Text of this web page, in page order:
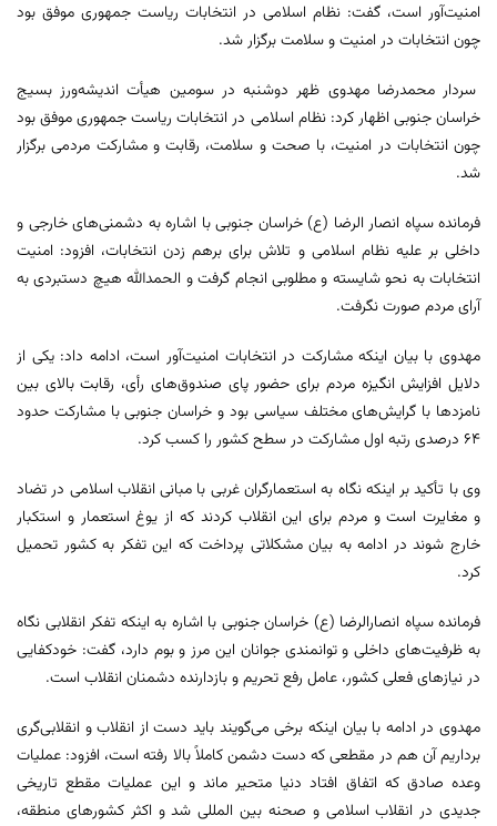
امنیت‌آور است، گفت: نظام اسلامی در انتخابات ریاست جمهوری موفق بود
چون انتخابات در امنیت و سلامت برگزار شد.
سردار محمدرضا مهدوی ظهر دوشنبه در سومین هیأت اندیشه‌ورز بسیج
خراسان جنوبی اظهار کرد: نظام اسلامی در انتخابات ریاست جمهوری موفق بود
چون انتخابات در امنیت، با صحت و سلامت، رقابت و مشارکت مردمی برگزار
شد.
فرمانده سپاه انصار الرضا (ع) خراسان جنوبی با اشاره به دشمنی‌های خارجی و
داخلی بر علیه نظام اسلامی و تلاش برای برهم زدن انتخابات، افزود: امنیت
انتخابات به نحو شایسته و مطلوبی انجام گرفت و الحمدالله هیچ دستبردی به
آرای مردم صورت نگرفت.
مهدوی با بیان اینکه مشارکت در انتخابات امنیت‌آور است، ادامه داد: یکی از
دلایل افزایش انگیزه مردم برای حضور پای صندوق‌های رأی، رقابت بالای بین
نامزدها با گرایش‌های مختلف سیاسی بود و خراسان جنوبی با مشارکت حدود
۶۴ درصدی رتبه اول مشارکت در سطح کشور را کسب کرد.
وی با تأکید بر اینکه نگاه به استعمارگران غربی با مبانی انقلاب اسلامی در تضاد
و مغایرت است و مردم برای این انقلاب کردند که از یوغ استعمار و استکبار
خارج شوند در ادامه به بیان مشکلاتی پرداخت که این تفکر به کشور تحمیل
کرد.
فرمانده سپاه انصارالرضا (ع) خراسان جنوبی با اشاره به اینکه تفکر انقلابی نگاه
به ظرفیت‌های داخلی و توانمندی جوانان این مرز و بوم دارد، گفت: خودکفایی
در نیازهای فعلی کشور، عامل رفع تحریم و بازدارنده دشمنان انقلاب است.
مهدوی در ادامه با بیان اینکه برخی می‌گویند باید دست از انقلاب و انقلابی‌گری
برداریم آن هم در مقطعی که دست دشمن کاملاً بالا رفته است، افزود: عملیات
وعده صادق که اتفاق افتاد دنیا متحیر ماند و این عملیات مقطع تاریخی
جدیدی در انقلاب اسلامی و صحنه بین المللی شد و اکثر کشورهای منطقه،